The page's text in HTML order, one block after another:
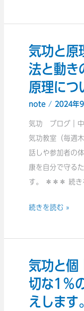
し
し
た。
気功と原
法と動き
原理につ
note/ 2024年9
気功 ブログ｜
気功教室（毎週
話しや参加者の
康を自分で守る
す。 ＊＊＊ 続き
気
功
と
原
理
｜
動
き
の
あ
気
法
動
き
の
続きを読む »
気功と個
切な1％
えします。
気
功
と
個